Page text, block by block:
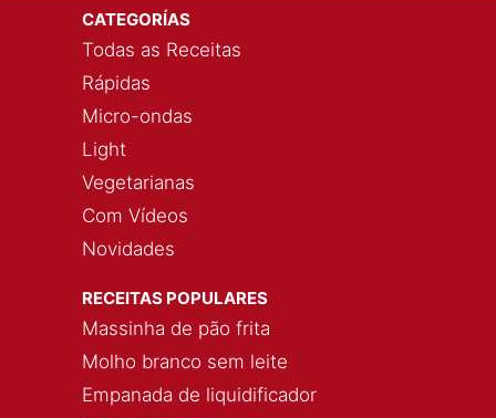
CATEGORÍAS
Todas as Receitas
Rápidas
Micro-ondas
Light
Vegetarianas
Com Vídeos
Novidades
RECEITAS POPULARES
Massinha de pão frita
Molho branco sem leite
Empanada de liquidificador